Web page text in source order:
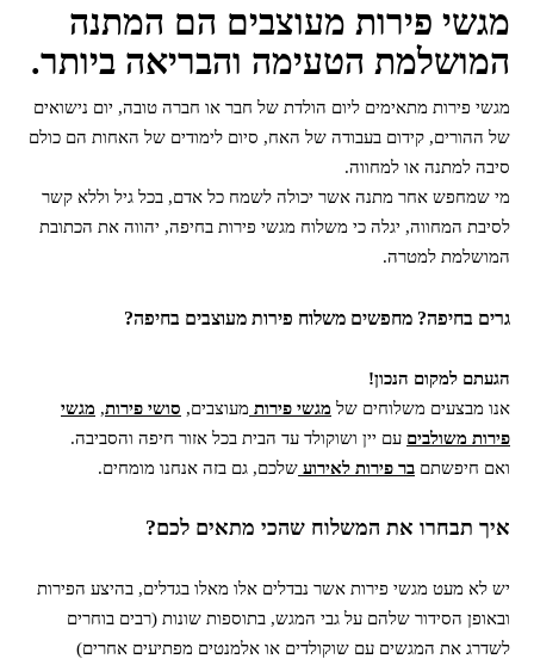
מגשי פירות מעוצבים הם המתנה
המושלמת הטעימה והבריאה ביותר.
מגשי פירות מתאימים ליום הולדת של חבר או חברה טובה, יום נישואים
של ההורים, קידום בעבודה של האח, סיום לימודים של האחות הם כולם
סיבה למתנה או למחווה.
מי שמחפש אחר מתנה אשר יכולה לשמח כל אדם, בכל גיל וללא קשר
לסיבת המחווה, יגלה כי משלוח מגשי פירות בחיפה, יהווה את הכתובת
המושלמת למטרה.
גרים בחיפה? מחפשים משלוח פירות מעוצבים בחיפה?
הגעתם למקום הנכון!
אנו מבצעים משלוחים של מגשי פירות מעוצבים, סושי פירות, מגשי
פירות משולבים עם יין ושוקולד עד הבית בכל אזור חיפה והסביבה.
ואם חיפשתם בר פירות לאירוע שלכם, גם בזה אנחנו מומחים.
איך תבחרו את המשלוח שהכי מתאים לכם?
יש לא מעט מגשי פירות אשר נבדלים אלו מאלו בגדלים, בהיצע הפירות
ובאופן הסידור שלהם על גבי המגש, בתוספות שונות (רבים בוחרים
לשדרג את המגשים עם שוקולדים או אלמנטים מפתיעים אחרים)